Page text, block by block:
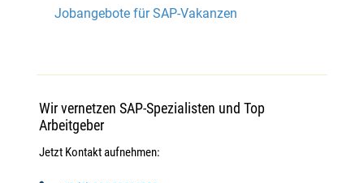
Jobangebote für SAP-Vakanzen
Wir vernetzen SAP-Spezialisten und Top
Arbeitgeber
Jetzt Kontakt aufnehmen: